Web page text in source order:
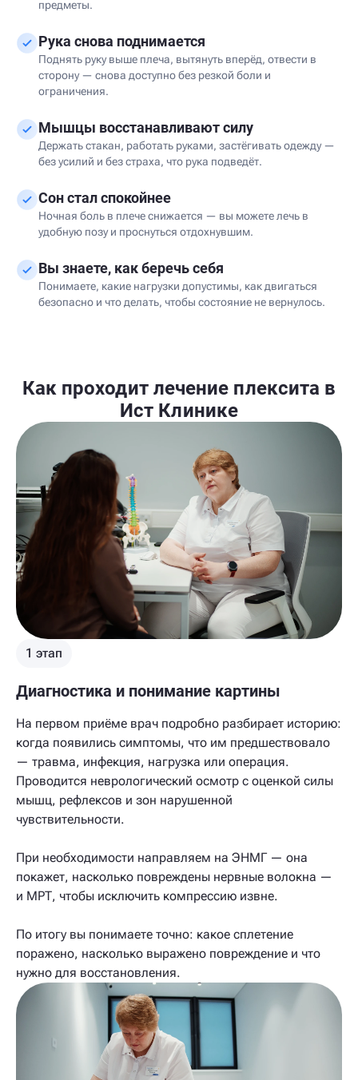
предметы.
Рука снова поднимается
Поднять руку выше плеча, вытянуть вперёд, отвести в
сторону — снова доступно без резкой боли и
ограничения.
Мышцы восстанавливают силу
Держать стакан, работать руками, застёгивать одежду —
без усилий и без страха, что рука подведёт.
Сон стал спокойнее
Ночная боль в плече снижается — вы можете лечь в
удобную позу и проснуться отдохнувшим.
Вы знаете, как беречь себя
Понимаете, какие нагрузки допустимы, как двигаться
безопасно и что делать, чтобы состояние не вернулось.
Как проходит лечение плексита в
Ист Клинике
1 этап
Диагностика и понимание картины
На первом приёме врач подробно разбирает историю:
когда появились симптомы, что им предшествовало
— травма, инфекция, нагрузка или операция.
Проводится неврологический осмотр с оценкой силы
мышц, рефлексов и зон нарушенной
чувствительности.
При необходимости направляем на ЭНМГ — она
покажет, насколько повреждены нервные волокна —
и МРТ, чтобы исключить компрессию извне.
По итогу вы понимаете точно: какое сплетение
поражено, насколько выражено повреждение и что
нужно для восстановления.